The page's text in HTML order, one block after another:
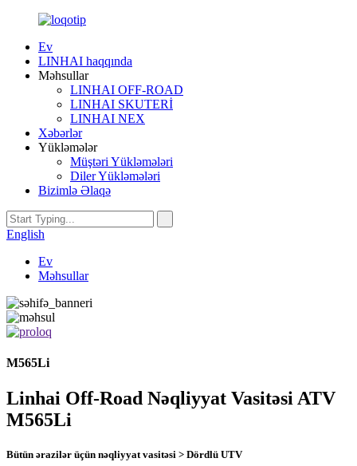
Ev
LINHAI haqqında
Məhsullar
LINHAI OFF-ROAD
LINHAI SKUTERİ
LINHAI NEX
Xəbərlər
Yükləmələr
Müştəri Yükləmələri
Diler Yükləmələri
Bizimlə Əlaqə
English
Ev
Məhsullar
M565Li
Linhai Off-Road Nəqliyyat Vasitəsi ATV
M565Li
Bütün ərazilər üçün nəqliyyat vasitəsi > Dördlü UTV